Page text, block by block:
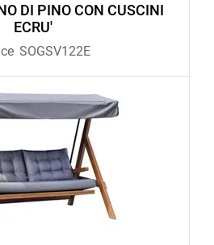
DI PINO CON CUSCINI
ECRU'
SOGSV122E